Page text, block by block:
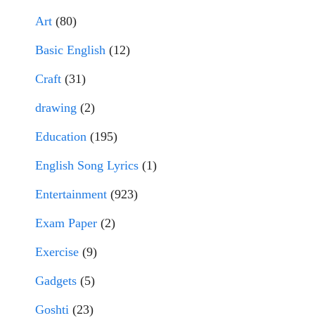
Art (80)
Basic English (12)
Craft (31)
drawing (2)
Education (195)
English Song Lyrics (1)
Entertainment (923)
Exam Paper (2)
Exercise (9)
Gadgets (5)
Goshti (23)